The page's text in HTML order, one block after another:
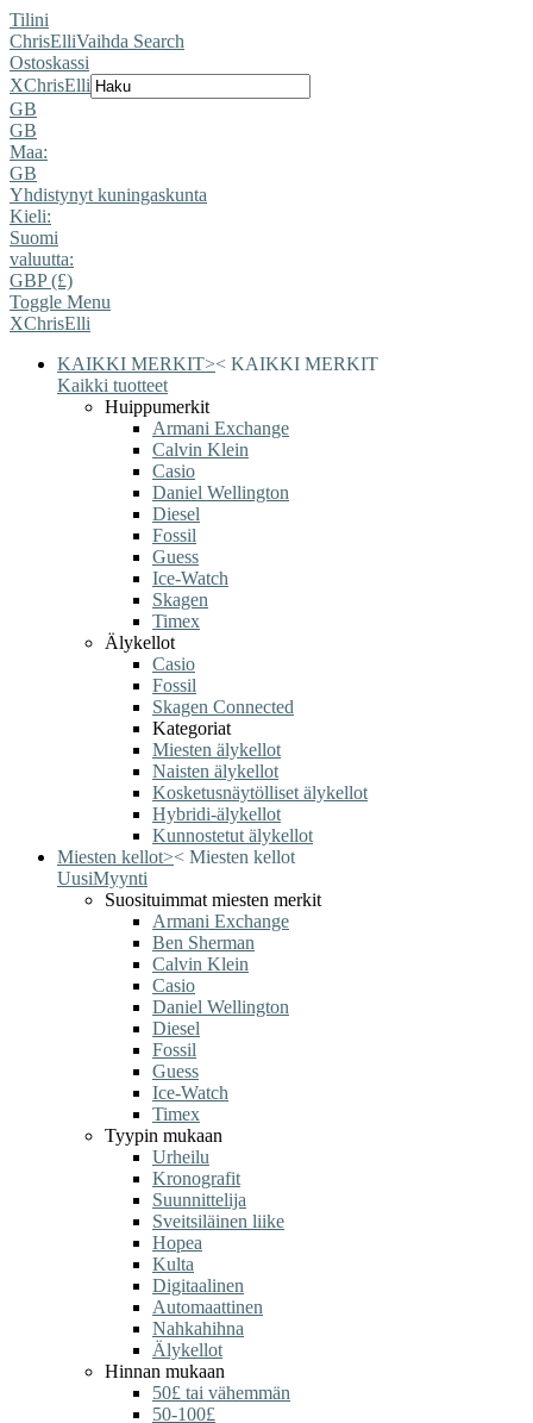
Tilini
ChrisElliVaihda Search
Ostoskassi
XChrisElli
GB
GB
Maa:
GB
Yhdistynyt kuningaskunta
Kieli:
Suomi
valuutta:
GBP (£)
Toggle Menu
XChrisElli
KAIKKI MERKIT>< KAIKKI MERKIT
Kaikki tuotteet
Huippumerkit
Armani Exchange
Calvin Klein
Casio
Daniel Wellington
Diesel
Fossil
Guess
Ice-Watch
Skagen
Timex
Älykellot
Casio
Fossil
Skagen Connected
Kategoriat
Miesten älykellot
Naisten älykellot
Kosketusnäytölliset älykellot
Hybridi-älykellot
Kunnostetut älykellot
Miesten kellot>< Miesten kellot
UusiMyynti
Suosituimmat miesten merkit
Armani Exchange
Ben Sherman
Calvin Klein
Casio
Daniel Wellington
Diesel
Fossil
Guess
Ice-Watch
Timex
Tyypin mukaan
Urheilu
Kronografit
Suunnittelija
Sveitsiläinen liike
Hopea
Kulta
Digitaalinen
Automaattinen
Nahkahihna
Älykellot
Hinnan mukaan
50£ tai vähemmän
50-100£